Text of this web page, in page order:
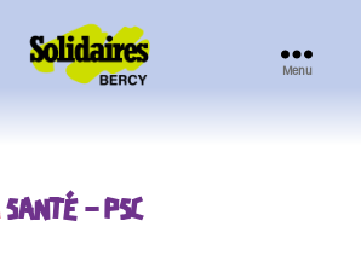
Menu
SANTÉ – PSC